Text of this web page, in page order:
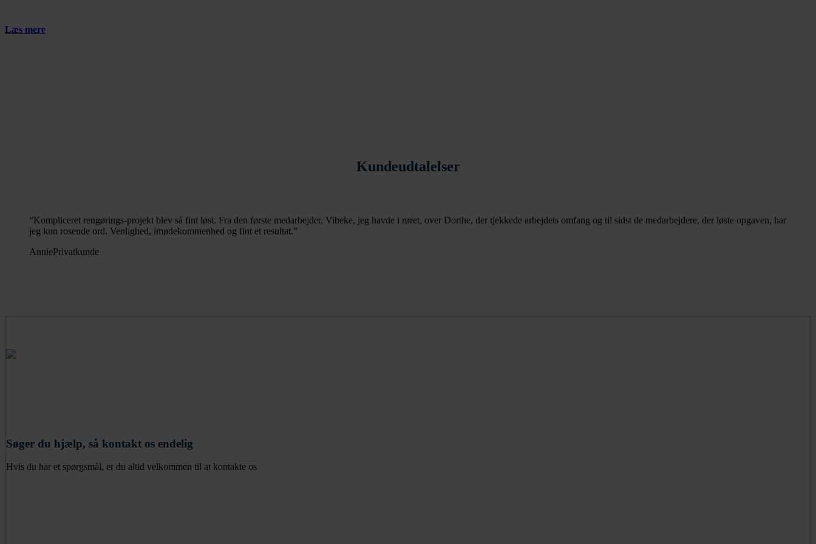
Læs mere
Kundeudtalelser
“Kompliceret rengørings-projekt blev så fint løst. Fra den første medarbejder, Vibeke, jeg havde i røret, over Dorthe, der tjekkede arbejdets omfang og til sidst de medarbejdere, der løste opgaven, har
jeg kun rosende ord. Venlighed, imødekommenhed og fint et resultat.”
AnniePrivatkunde
Søger du hjælp, så kontakt os endelig
Hvis du har et spørgsmål, er du altid velkommen til at kontakte os